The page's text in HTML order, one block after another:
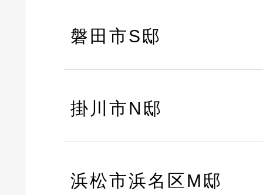
磐田市S邸
掛川市N邸
浜松市浜名区M邸